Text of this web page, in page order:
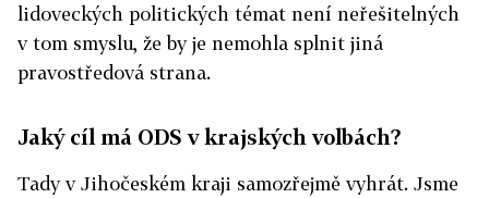
lidoveckých politických témat není neřešitelných
v tom smyslu, že by je nemohla splnit jiná
pravostředová strana.
Jaký cíl má ODS v krajských volbách?
Tady v Jihočeském kraji samozřejmě vyhrát. Jsme